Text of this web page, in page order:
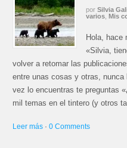
por Silvia
varios ,Mis
Hola, hace
«Silvia,
volver a retomar las
entre unas cosas y otras,
vez lo encuentras te preguntas
mil temas en el tintero (y otros
Leer más ·0 Comments